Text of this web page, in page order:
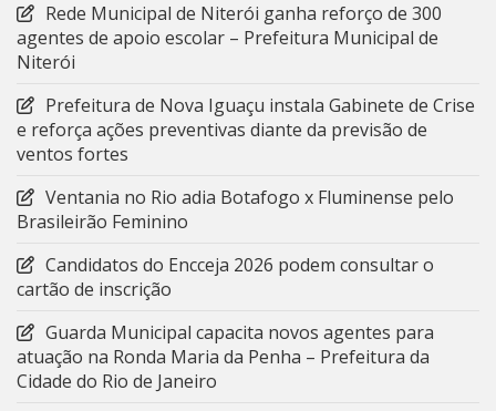
Rede Municipal de Niterói ganha reforço de 300
agentes de apoio escolar – Prefeitura Municipal de
Niterói
Prefeitura de Nova Iguaçu instala Gabinete de Crise
e reforça ações preventivas diante da previsão de
ventos fortes
Ventania no Rio adia Botafogo x Fluminense pelo
Brasileirão Feminino
Candidatos do Encceja 2026 podem consultar o
cartão de inscrição
Guarda Municipal capacita novos agentes para
atuação na Ronda Maria da Penha – Prefeitura da
Cidade do Rio de Janeiro